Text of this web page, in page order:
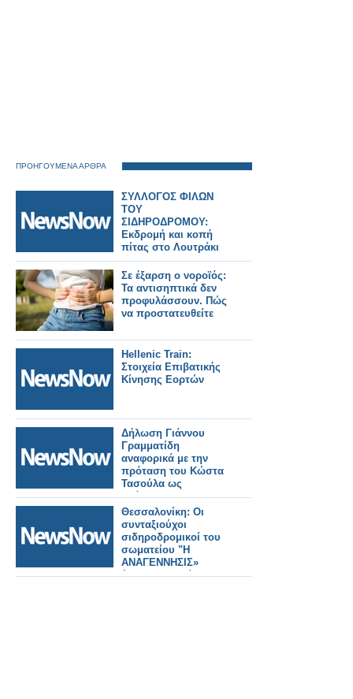
ΠΡΟΗΓΟΥΜΕΝΑ ΑΡΘΡΑ
ΣΥΛΛΟΓΟΣ ΦΙΛΩΝ
ΤΟΥ
ΣΙΔΗΡΟΔΡΟΜΟΥ:
Εκδρομή και κοπή
πίτας στο Λουτράκι
Σε έξαρση ο νοροϊός:
Τα αντισηπτικά δεν
προφυλάσσουν. Πώς
να προστατευθείτε
Hellenic Train:
Στοιχεία Επιβατικής
Κίνησης Εορτών
Δήλωση Γιάννου
Γραμματίδη
αναφορικά με την
πρόταση του Κώστα
Τασούλα ως
επόμενου ΠτΔ
Θεσσαλονίκη: Οι
συνταξιούχοι
σιδηροδρομικοί του
σωματείου "Η
ΑΝΑΓΕΝΝΗΣΙΣ»
έκοψαν την πίτα τους.